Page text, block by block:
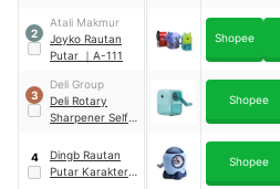
2
Atali Makmur
Joyko Rautan
Putar ｜ A-111
Shopee
3
Deli Group
Deli Rotary
Sharpener Self
X60
Shopee
4
Dingb Rautan
Putar Karakter
Shopee